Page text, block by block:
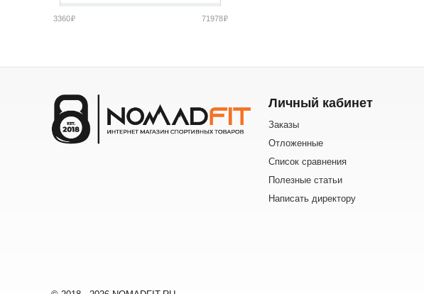
3360₽ 71978₽
Личный кабинет
Заказы
Отложенные
Список сравнения
Полезные статьи
Написать директору